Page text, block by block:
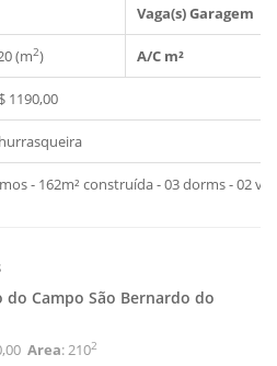
Vaga(s) Garagem
(m2) A/C m²
1190,00
- 162m² construída - 03 dorms - 02
do Campo São Bernardo do
Area: 2102